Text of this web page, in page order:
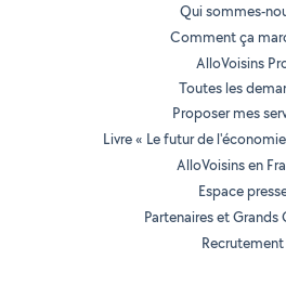
Qui sommes-
Comment ça
AlloVoisins
Toutes les
Proposer mes
Livre « Le futur de
AlloVoisins en
Espace
Partenaires et
Recrutement